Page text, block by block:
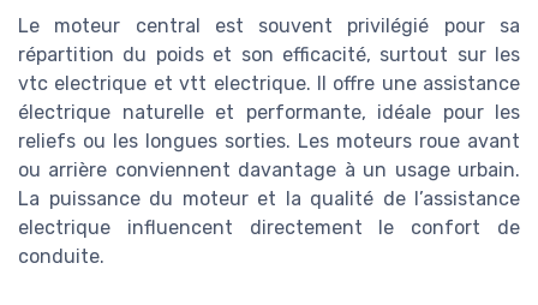
Le moteur central est souvent privilégié pour sa
répartition du poids et son efficacité, surtout sur les
vtc electrique et vtt electrique. Il offre une assistance
électrique naturelle et performante, idéale pour les
reliefs ou les longues sorties. Les moteurs roue avant
ou arrière conviennent davantage à un usage urbain.
La puissance du moteur et la qualité de l’assistance
electrique influencent directement le confort de
conduite.